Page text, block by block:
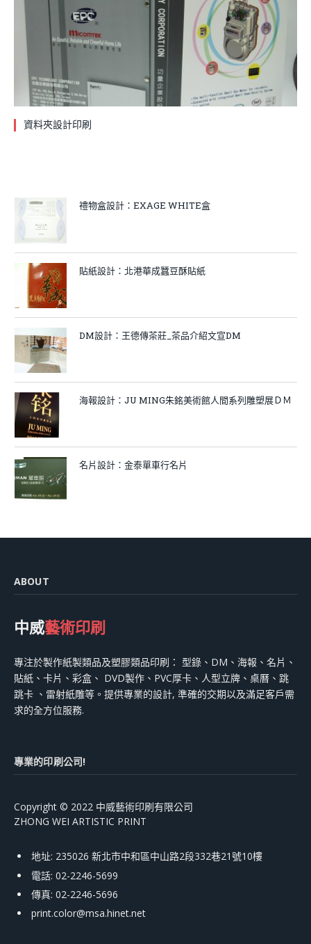
資料夾設計印刷
禮物盒設計：EXAGE WHITE盒
貼紙設計：北港華成蠶豆酥貼紙
DM設計：王德傳茶莊_茶品介紹文宣DM
海報設計：JU MING朱銘美術館人間系列雕塑展ＤＭ
名片設計：金泰單車行名片
ABOUT
中威藝術印刷
專注於製作紙製類品及塑膠類品印刷： 型錄、DM、海報、名片、
貼紙、卡片、彩盒、 DVD製作、PVC厚卡、人型立牌、桌曆、跳
跳卡 、雷射紙雕等。提供專業的設計, 準確的交期以及滿足客戶需
求的全方位服務.
專業的印刷公司!
Copyright © 2022 中威藝術印刷有限公司
ZHONG WEI ARTISTIC PRINT
地址: 235026 新北市中和區中山路2段332巷21號10樓
電話: 02-2246-5699
傳真: 02-2246-5696
print.color@msa.hinet.net